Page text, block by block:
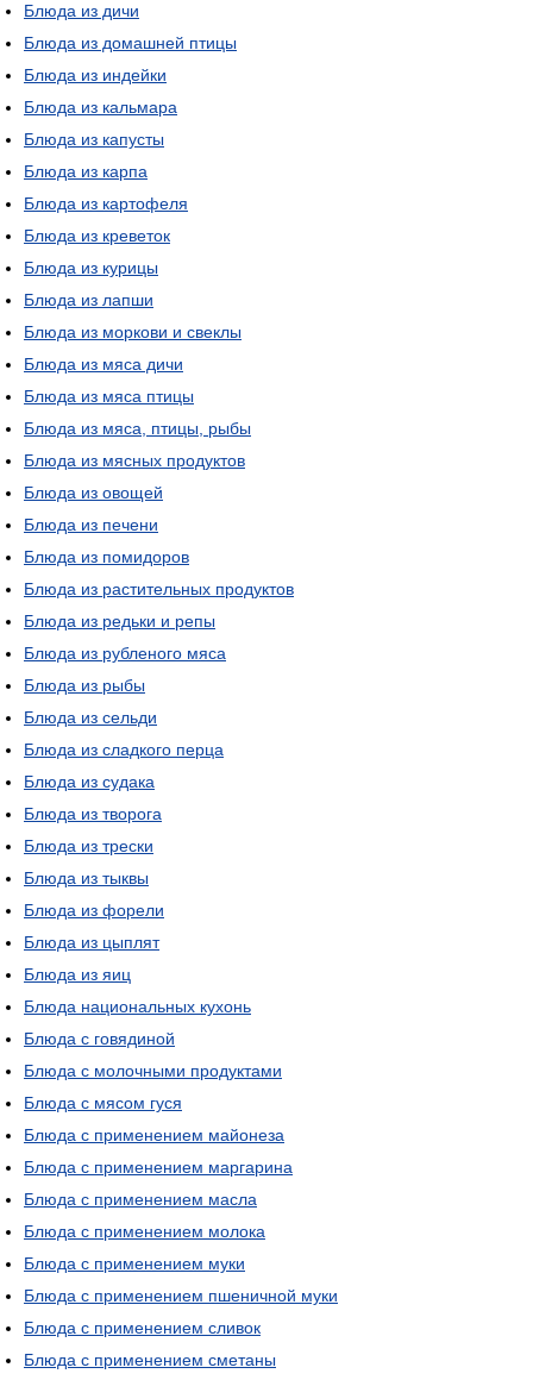
Блюда из дичи
Блюда из домашней птицы
Блюда из индейки
Блюда из кальмара
Блюда из капусты
Блюда из карпа
Блюда из картофеля
Блюда из креветок
Блюда из курицы
Блюда из лапши
Блюда из моркови и свеклы
Блюда из мяса дичи
Блюда из мяса птицы
Блюда из мяса, птицы, рыбы
Блюда из мясных продуктов
Блюда из овощей
Блюда из печени
Блюда из помидоров
Блюда из растительных продуктов
Блюда из редьки и репы
Блюда из рубленого мяса
Блюда из рыбы
Блюда из сельди
Блюда из сладкого перца
Блюда из судака
Блюда из творога
Блюда из трески
Блюда из тыквы
Блюда из форели
Блюда из цыплят
Блюда из яиц
Блюда национальных кухонь
Блюда с говядиной
Блюда с молочными продуктами
Блюда с мясом гуся
Блюда с применением майонеза
Блюда с применением маргарина
Блюда с применением масла
Блюда с применением молока
Блюда с применением муки
Блюда с применением пшеничной муки
Блюда с применением сливок
Блюда с применением сметаны